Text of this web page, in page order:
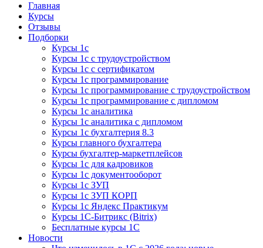
Курсы 1С
Курсы 1С официальная сертификация
Главная
Курсы
Отзывы
Подборки
Курсы 1с
Курсы 1с с трудоустройством
Курсы 1с с сертификатом
Курсы 1с программирование
Курсы 1с программирование с трудоустройством
Курсы 1с программирование с дипломом
Курсы 1с аналитика
Курсы 1с аналитика с дипломом
Курсы 1с бухгалтерия 8.3
Курсы главного бухгалтера
Курсы бухгалтер-маркетплейсов
Курсы 1с для кадровиков
Курсы 1с документооборот
Курсы 1с ЗУП
Курсы 1с ЗУП КОРП
Курсы 1с Яндекс Практикум
Курсы 1С-Битрикс (Bitrix)
Бесплатные курсы 1С
Новости